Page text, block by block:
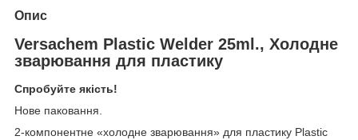
Опис
Versachem Plastic Welder 25ml., Холодне
зварювання для пластику
Спробуйте якість!
Нове паковання.
2-компонентне «холодне зварювання» для пластику Plastic